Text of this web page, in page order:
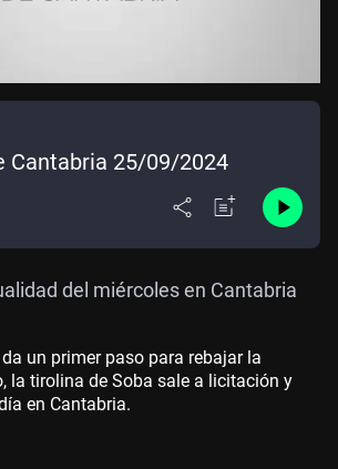
Cantabria 25/09/2024
del miércoles en Cantabria
un primer paso para rebajar la
la tirolina de Soba sale a licitación y
en Cantabria.